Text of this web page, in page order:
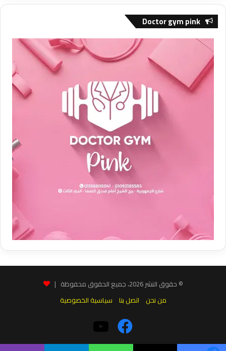
Doctor gym pink
© حقوق النشر 2026، جميع الحقوق محفوظة |
من نحن
اتصل بنا سياسية الخصوصية
فيسبوك